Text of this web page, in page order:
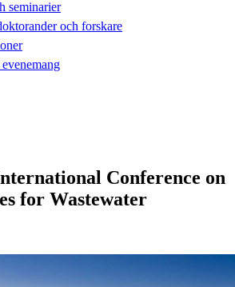
seminarier
och forskare
Conference on
for Wastewater